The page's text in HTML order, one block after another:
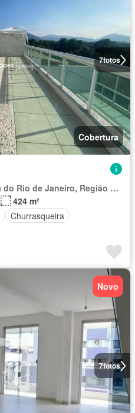
7fotos
Cobertura
Região Geográfica Imediata do Rio de Janeiro, Região Metropolitana do Rio de Janeiro
424 m²
Churrasqueira
7fotos
Novo